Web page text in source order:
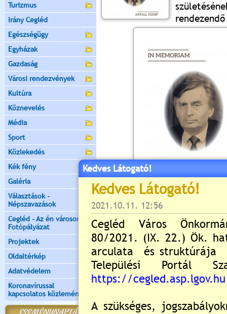
Turizmus
Irány Cegléd
Egészségügy
Egyházak
Gazdaság
Városi rendezvények
Kultúra
Köznevelés
Média
Sport
Közlekedés
Kék fény
Galéria
Választások -
Népszavazások
Cegléd - Az én városom -
Fotópályázat
Projektek
Oldaltérkép
Adatvédelem
Koronavírussal
kapcsolatos közlemények
ESEMÉNYNAPTÁR
Értékelés:
Még nincsenek hozzászólások
Új hozzászólás:
Kérjük jelentkezzen be,
Kedves Látogató!